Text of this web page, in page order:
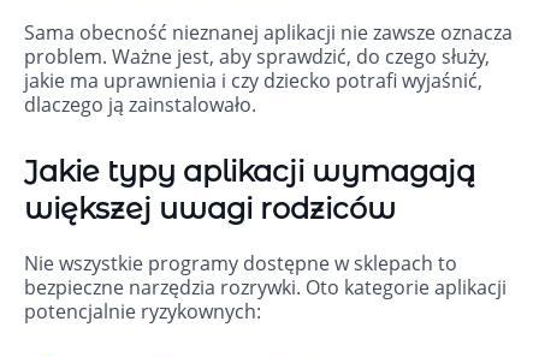
Sama obecność nieznanej aplikacji nie zawsze oznacza
problem. Ważne jest, aby sprawdzić, do czego służy,
jakie ma uprawnienia i czy dziecko potrafi wyjaśnić,
dlaczego ją zainstalowało.
Jakie typy aplikacji wymagają
większej uwagi rodziców
Nie wszystkie programy dostępne w sklepach to
bezpieczne narzędzia rozrywki. Oto kategorie aplikacji
potencjalnie ryzykownych: